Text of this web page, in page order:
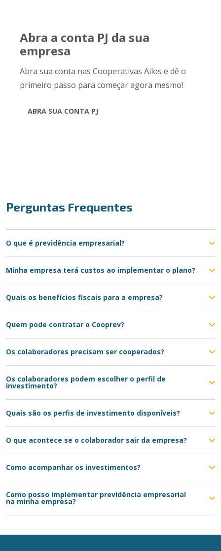
Abra a conta PJ da sua
empresa
Abra sua conta nas Cooperativas Ailos e dê o
primeiro passo para começar agora mesmo!
ABRA SUA CONTA PJ
Perguntas Frequentes
O que é previdência empresarial?
Minha empresa terá custos ao implementar o plano?
Quais os benefícios fiscais para a empresa?
Quem pode contratar o Cooprev?
Os colaboradores precisam ser cooperados?
Os colaboradores podem escolher o perfil de
investimento?
Quais são os perfis de investimento disponíveis?
O que acontece se o colaborador sair da empresa?
Como acompanhar os investimentos?
Como posso implementar previdência empresarial
na minha empresa?